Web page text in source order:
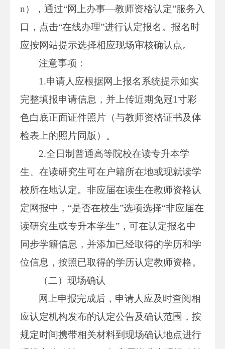
n），通过“网上办事—教师资格认定”服务入
口，点击“在线办理”进行认定报名。报名时
应按网站提示选择相应现场审核确认点。
注意事项：
1.申请人应根据网上报名系统提示如实
完整填报申请信息，并上传近期免冠1寸彩
色白底正面证件照片（与教师资格证书及体
检表上的照片同版）。
2.全日制普通高等院校在读专升本学
生、在读研究生可在户籍所在地或现就读学
校所在地认定。非应届在读生在教师资格认
定网报中，“是否在校生”选项选择“非应届在
读研究生或专升本学生”，可在认定报名中
同步学籍信息，并添加已经取得的学历和学
位信息，按照已取得的学历认定教师资格。
（二）现场确认
网上申报完成后，申请人应及时查阅相
应认定机构发布的认定公告及确认范围，按
规定时间携带相关材料到现场确认地点进行